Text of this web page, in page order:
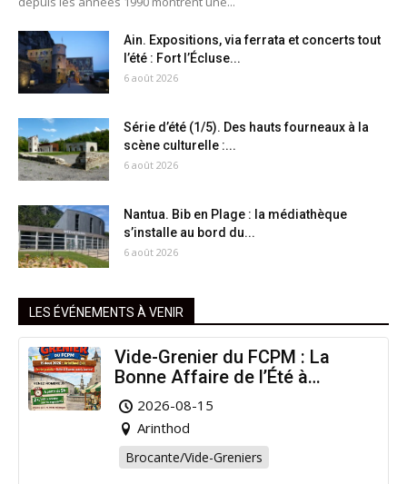
Ain. Expositions, via ferrata et concerts tout
l’été : Fort l’Écluse...
6 août 2026
Série d’été (1/5). Des hauts fourneaux à la
scène culturelle :...
6 août 2026
Nantua. Bib en Plage : la médiathèque
s’installe au bord du...
6 août 2026
LES ÉVÉNEMENTS À VENIR
Vide-Grenier du FCPM : La
Bonne Affaire de l’Été à
Arinthod !
2026-08-15
Arinthod
Brocante/Vide-Greniers